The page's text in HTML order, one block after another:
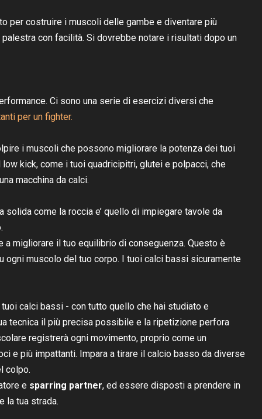
per costruire i muscoli delle gambe e diventare più
con facilità. Si dovrebbe notare i risultati dopo un
Ci sono una serie di esercizi diversi che
per un fighter.
i muscoli che possono migliorare la potenza dei tuoi
kick, come i tuoi quadricipitri, glutei e polpacci, che
macchina da calci.
solida come la roccia e’ quello di impiegare tavole da
migliorare il tuo equilibrio di conseguenza. Questo è
ogni muscolo del tuo corpo. I tuoi calci bassi sicuramente
calci bassi - con tutto quello che hai studiato e
tecnica il più precisa possibile e la ripetizione perfora
registrerà ogni movimento, proprio come un
e più impattanti. Impara a tirare il calcio basso da diverse
colpo.
e sparring partner, ed essere disposti a prendere in
la tua strada.